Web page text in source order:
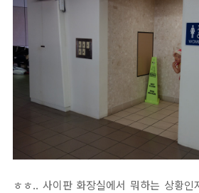
ㅎㅎ.. 사이판 화장실에서 뭐하는 상황